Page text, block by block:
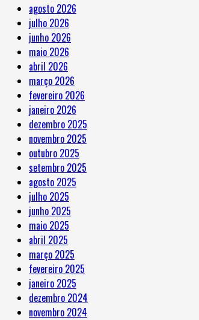
agosto 2026
julho 2026
junho 2026
maio 2026
abril 2026
março 2026
fevereiro 2026
janeiro 2026
dezembro 2025
novembro 2025
outubro 2025
setembro 2025
agosto 2025
julho 2025
junho 2025
maio 2025
abril 2025
março 2025
fevereiro 2025
janeiro 2025
dezembro 2024
novembro 2024